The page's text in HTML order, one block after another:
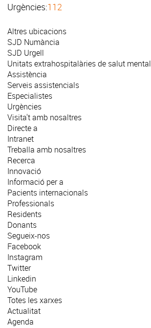
Urgències:112
Altres ubicacions
SJD Numància
SJD Urgell
Unitats extrahospitalàries de salut mental
Assistència
Serveis assistencials
Especialistes
Urgències
Visita't amb nosaltres
Directe a
Intranet
Treballa amb nosaltres
Recerca
Innovació
Informació per a
Pacients internacionals
Professionals
Residents
Donants
Segueix-nos
Facebook
Instagram
Twitter
Linkedin
YouTube
Totes les xarxes
Actualitat
Agenda